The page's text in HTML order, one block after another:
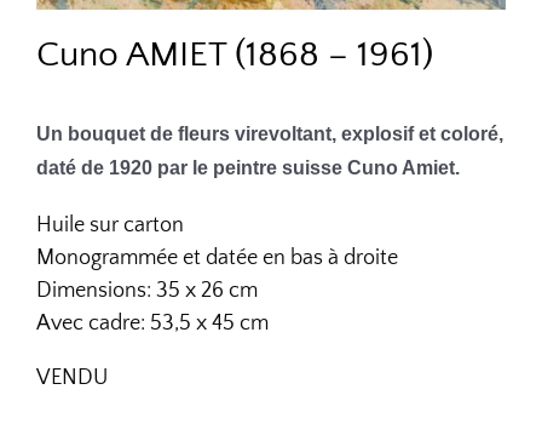
Cuno AMIET (1868 – 1961)
Un bouquet de fleurs virevoltant, explosif et coloré,
daté de 1920 par le peintre suisse Cuno Amiet.
Huile sur carton
Monogrammée et datée en bas à droite
Dimensions: 35 x 26 cm
Avec cadre: 53,5 x 45 cm
VENDU